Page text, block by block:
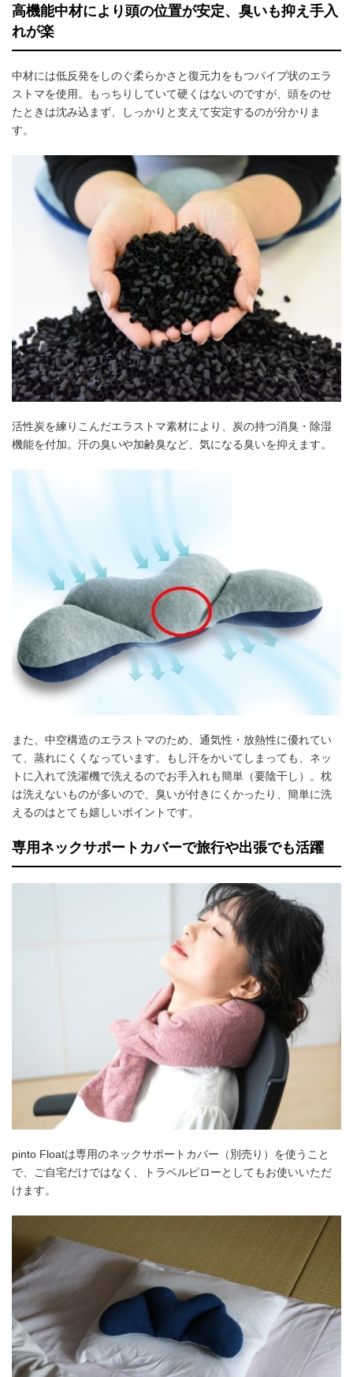
高機能中材により頭の位置が安定、臭いも抑え手入
れが楽
中材には低反発をしのぐ柔らかさと復元力をもつパイプ状のエラ
ストマを使用。もっちりしていて硬くはないのですが、頭をのせ
たときは沈み込まず、しっかりと支えて安定するのが分かりま
す。
活性炭を練りこんだエラストマ素材により、炭の持つ消臭・除湿
機能を付加。汗の臭いや加齢臭など、気になる臭いを抑えます。
また、中空構造のエラストマのため、通気性・放熱性に優れてい
て、蒸れにくくなっています。もし汗をかいてしまっても、ネッ
トに入れて洗濯機で洗えるのでお手入れも簡単（要陰干し）。枕
は洗えないものが多いので、臭いが付きにくかったり、簡単に洗
えるのはとても嬉しいポイントです。
専用ネックサポートカバーで旅行や出張でも活躍
pinto Floatは専用のネックサポートカバー（別売り）を使うこと
で、ご自宅だけではなく、トラベルピローとしてもお使いいただ
けます。